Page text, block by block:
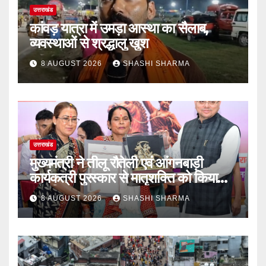
उत्तराखंड
कांवड़ यात्रा में उमड़ा आस्था का सैलाब,
व्यवस्थाओं से श्रद्धालु खुश
8 AUGUST 2026 SHASHI SHARMA
उत्तराखंड
मुख्यमंत्री ने तीलू रौतेली एवं आंगनबाड़ी
कार्यकत्री पुरस्कार से मातृशक्ति को किया
सम्मानित
8 AUGUST 2026 SHASHI SHARMA